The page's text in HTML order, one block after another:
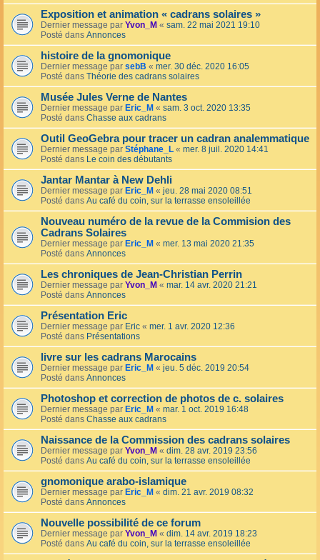
Exposition et animation « cadrans solaires »
Dernier message par Yvon_M « sam. 22 mai 2021 19:10
Posté dans Annonces
histoire de la gnomonique
Dernier message par sebB « mer. 30 déc. 2020 16:05
Posté dans Théorie des cadrans solaires
Musée Jules Verne de Nantes
Dernier message par Eric_M « sam. 3 oct. 2020 13:35
Posté dans Chasse aux cadrans
Outil GeoGebra pour tracer un cadran analemmatique
Dernier message par Stéphane_L « mer. 8 juil. 2020 14:41
Posté dans Le coin des débutants
Jantar Mantar à New Dehli
Dernier message par Eric_M « jeu. 28 mai 2020 08:51
Posté dans Au café du coin, sur la terrasse ensoleillée
Nouveau numéro de la revue de la Commision des
Cadrans Solaires
Dernier message par Eric_M « mer. 13 mai 2020 21:35
Posté dans Annonces
Les chroniques de Jean-Christian Perrin
Dernier message par Yvon_M « mar. 14 avr. 2020 21:21
Posté dans Annonces
Présentation Eric
Dernier message par Eric « mer. 1 avr. 2020 12:36
Posté dans Présentations
livre sur les cadrans Marocains
Dernier message par Eric_M « jeu. 5 déc. 2019 20:54
Posté dans Annonces
Photoshop et correction de photos de c. solaires
Dernier message par Eric_M « mar. 1 oct. 2019 16:48
Posté dans Chasse aux cadrans
Naissance de la Commission des cadrans solaires
Dernier message par Yvon_M « dim. 28 avr. 2019 23:56
Posté dans Au café du coin, sur la terrasse ensoleillée
gnomonique arabo-islamique
Dernier message par Eric_M « dim. 21 avr. 2019 08:32
Posté dans Annonces
Nouvelle possibilité de ce forum
Dernier message par Yvon_M « dim. 14 avr. 2019 18:23
Posté dans Au café du coin, sur la terrasse ensoleillée